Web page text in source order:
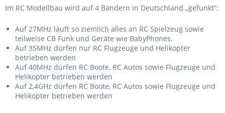
Im RC Modellbau wird auf 4 Bändern in Deutschland „gefunkt“:
Auf 27MHz läuft so ziemlich alles an RC Spielzeug sowie
teilweise CB Funk und Geräte wie BabyPhones.
Auf 35MHz dürfen nur RC Flugzeuge und Helikopter
betrieben werden
Auf 40MHz dürfen RC Boote, RC Autos sowie Flugzeuge und
Helikopter betrieben werden
Auf 2,4GHz dürfen RC Boote, RC Autos sowie Flugzeuge und
Helikopter betrieben werden